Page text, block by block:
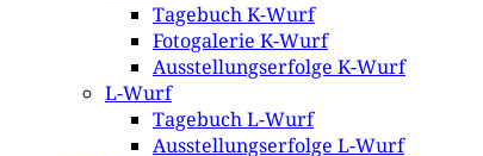
Tagebuch K-Wurf
Fotogalerie K-Wurf
Ausstellungserfolge K-Wurf
L-Wurf
Tagebuch L-Wurf
Ausstellungserfolge L-Wurf